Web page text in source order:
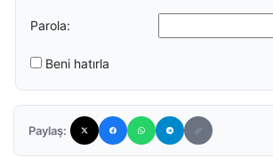
Parola:
Beni hatırla
Paylaş: